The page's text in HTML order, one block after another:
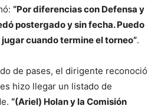
“Por diferencias con Defensa y
postergado y sin fecha. Puedo
cuando termine el torneo”.
de pases, el dirigente reconoció
hizo llegar un listado de
“(Ariel) Holan y la Comisión